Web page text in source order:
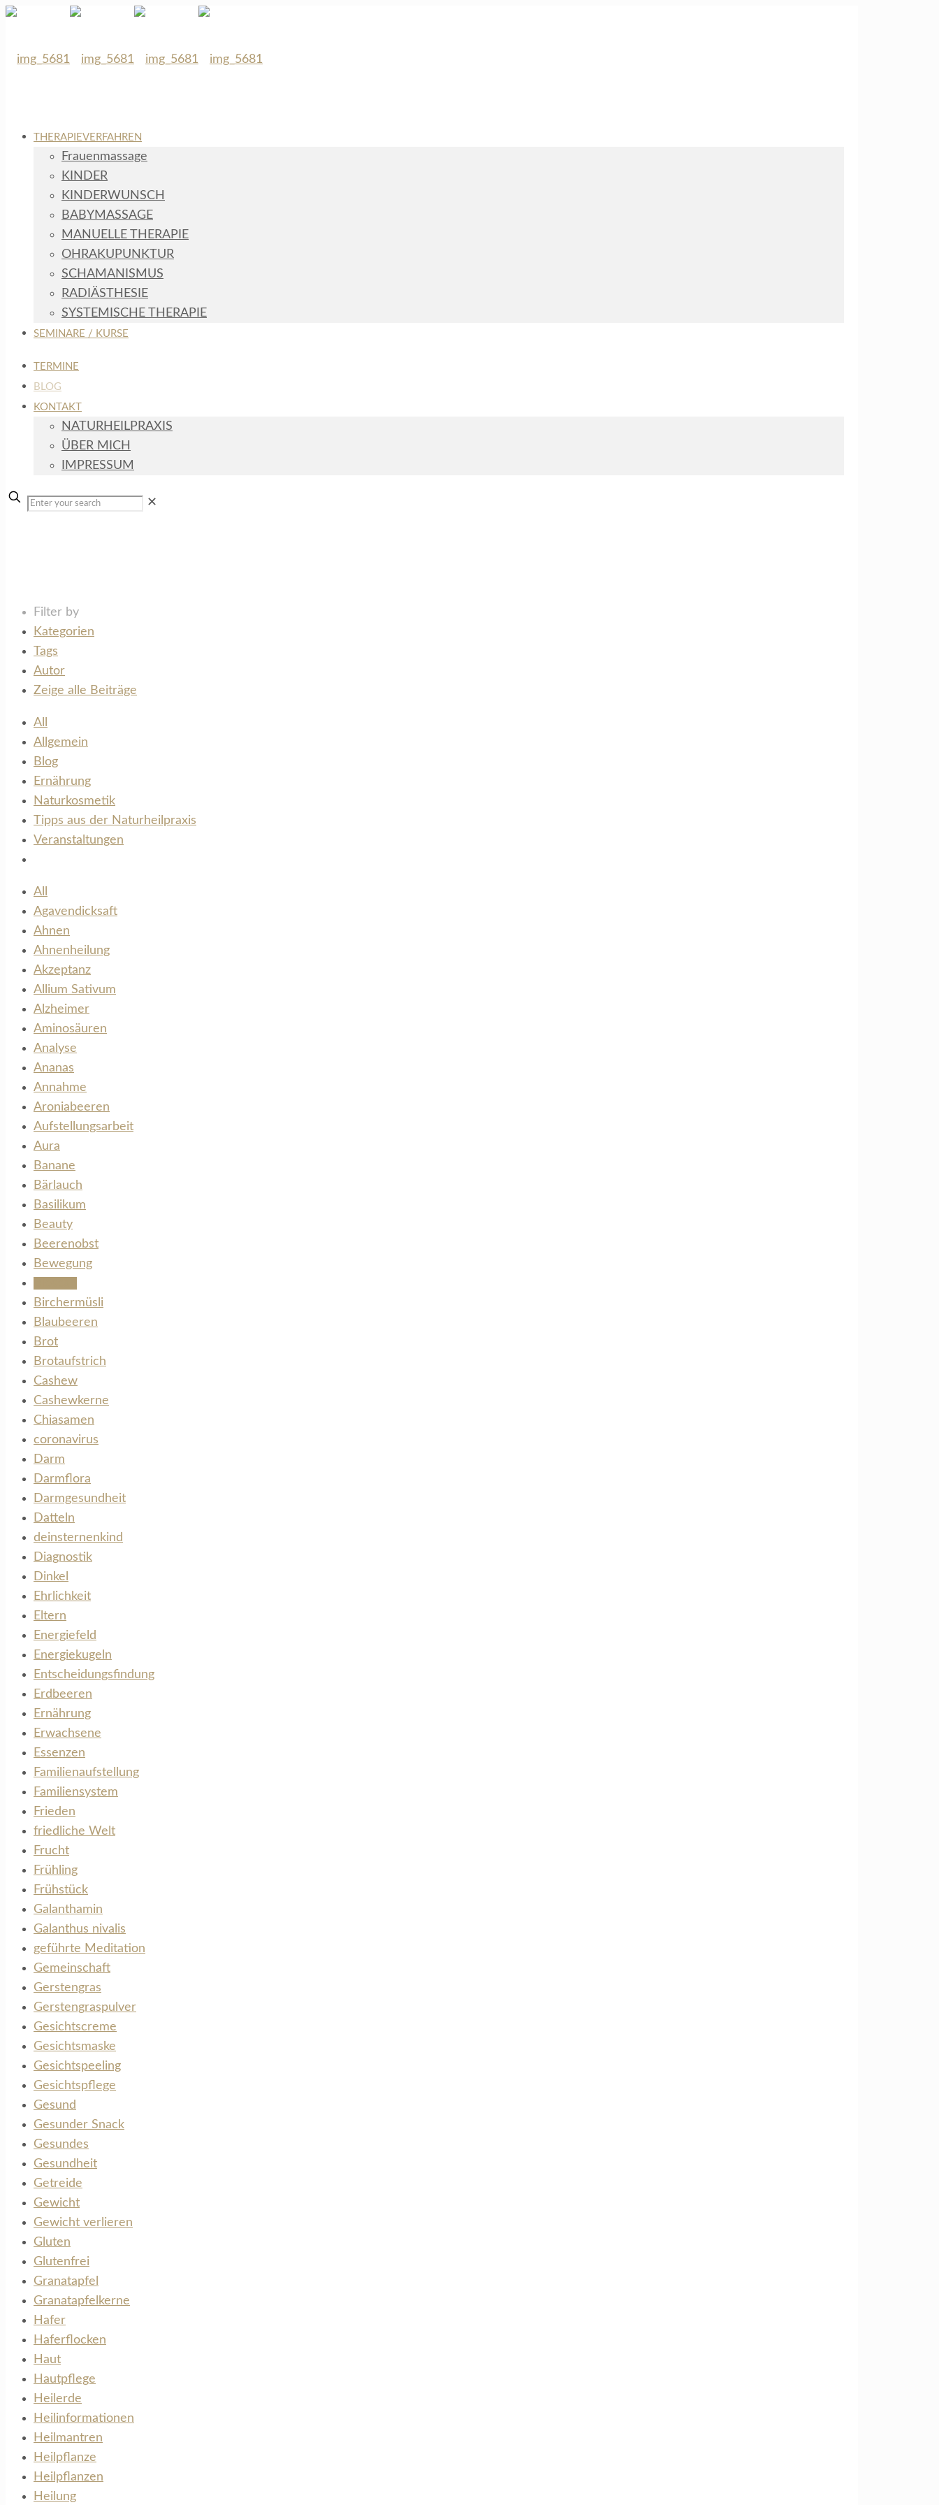
THERAPIEVERFAHREN
Frauenmassage
KINDER
KINDERWUNSCH
BABYMASSAGE
MANUELLE THERAPIE
OHRAKUPUNKTUR
SCHAMANISMUS
RADIÄSTHESIE
SYSTEMISCHE THERAPIE
SEMINARE / KURSE
TERMINE
BLOG
KONTAKT
NATURHEILPRAXIS
ÜBER MICH
IMPRESSUM
✕
Filter by
Kategorien
Tags
Autor
Zeige alle Beiträge
All
Allgemein
Blog
Ernährung
Naturkosmetik
Tipps aus der Naturheilpraxis
Veranstaltungen
All
Agavendicksaft
Ahnen
Ahnenheilung
Akzeptanz
Allium Sativum
Alzheimer
Aminosäuren
Analyse
Ananas
Annahme
Aroniabeeren
Aufstellungsarbeit
Aura
Banane
Bärlauch
Basilikum
Beauty
Beerenobst
Bewegung
Birchermüsli
Blaubeeren
Brot
Brotaufstrich
Cashew
Cashewkerne
Chiasamen
coronavirus
Darm
Darmflora
Darmgesundheit
Datteln
deinsternenkind
Diagnostik
Dinkel
Ehrlichkeit
Eltern
Energiefeld
Energiekugeln
Entscheidungsfindung
Erdbeeren
Ernährung
Erwachsene
Essenzen
Familienaufstellung
Familiensystem
Frieden
friedliche Welt
Frucht
Frühling
Frühstück
Galanthamin
Galanthus nivalis
geführte Meditation
Gemeinschaft
Gerstengras
Gerstengraspulver
Gesichtscreme
Gesichtsmaske
Gesichtspeeling
Gesichtspflege
Gesund
Gesunder Snack
Gesundes
Gesundheit
Getreide
Gewicht
Gewicht verlieren
Gluten
Glutenfrei
Granatapfel
Granatapfelkerne
Hafer
Haferflocken
Haut
Hautpflege
Heilerde
Heilinformationen
Heilmantren
Heilpflanze
Heilpflanzen
Heilung